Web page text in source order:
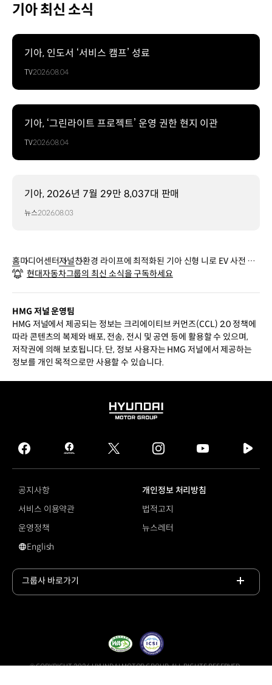
기아 최신 소식
기아, 인도서 ‘서비스 캠프’ 성료
TV2026.08.04
기아, ‘그린라이트 프로젝트’ 운영 권한 현지 이관
TV2026.08.04
기아, 2026년 7월 29만 8,037대 판매
뉴스2026.08.03
홈미디어센터저널친환경 라이프에 최적화된 기아 신형 니로 EV 사전 계
약 개시
현대자동차그룹의 최신 소식을 구독하세요
HMG 저널 운영팀
HMG 저널에서 제공되는 정보는 크리에이티브 커먼즈(CCL) 2.0 정책에
따라 콘텐츠의 복제와 배포, 전송, 전시 및 공연 등에 활용할 수 있으며,
저작권에 의해 보호됩니다. 단, 정보 사용자는 HMG 저널에서 제공하는
정보를 개인 목적으로만 사용할 수 있습니다.
HYUNDAI
GROUP
facebook
hmg
journal
twitter instagram
tv
공지사항
개인정보 처리방침
서비스 이용약관
법적고지
운영정책
뉴스레터
영문 사이트로 이동
English
그룹사 바로가기
© COPYRIGHT 2026 HYUNDAI MOTOR GROUP, ALL RIGHTS RESERVED.